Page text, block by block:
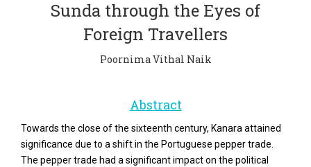
Sunda through the Eyes of
Foreign Travellers
Poornima Vithal Naik
Abstract
Towards the close of the sixteenth century, Kanara attained
significance due to a shift in the Portuguese pepper trade.
The pepper trade had a significant impact on the political